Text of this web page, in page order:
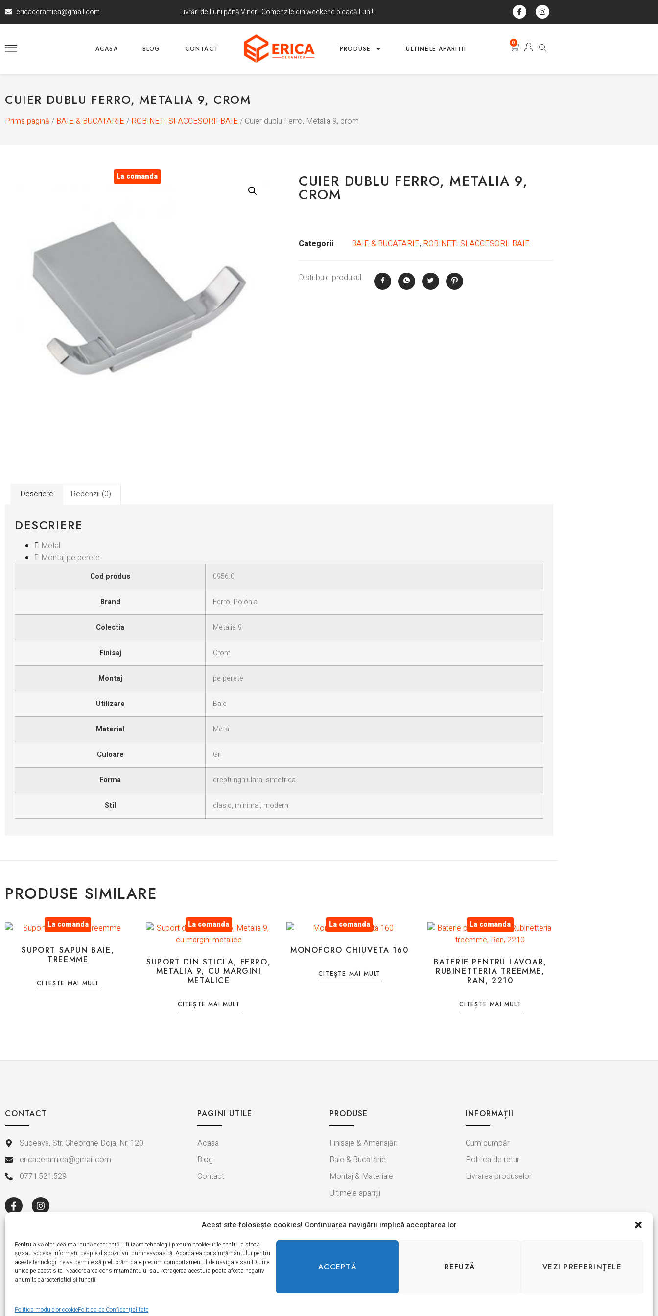
Acest site foloseşte cookies! Continuarea navigării implică acceptarea lor
Pentru a vă oferi cea mai bună experiență, utilizăm tehnologii precum cookie-urile pentru a stoca
și/sau accesa informații despre dispozitivul dumneavoastră. Acordarea consimțământului pentru
aceste tehnologii ne va permite să prelucrăm date precum comportamentul de navigare sau ID-urile
unice pe acest site. Neacordarea consimțământului sau retragerea acestuia poate afecta negativ
anumite caracteristici și funcții.
ACCEPTĂ REFUZĂ VEZI PREFERINŢELE
Politica modulelor cookiePolitica de Confidențialitate
ericaceramica@gmail.com Livrări de Luni până Vineri. Comenzile din weekend pleacă Luni!
ACASA BLOG CONTACT PRODUSE ULTIMELE APARITII
0
CUIER DUBLU FERRO, METALIA 9, CROM
Prima pagină / BAIE & BUCATARIE / ROBINETI SI ACCESORII BAIE / Cuier dublu Ferro, Metalia 9, crom
La comanda CUIER DUBLU FERRO, METALIA 9,
CROM
Categorii BAIE & BUCATARIE, ROBINETI SI ACCESORII BAIE
Distribuie produsul:
Descriere Recenzii (0)
DESCRIERE
Metal
Montaj pe perete
Cod produs 0956.0
Brand Ferro, Polonia
Colectia Metalia 9
Finisaj Crom
Montaj pe perete
Utilizare Baie
Material Metal
Culoare Gri
Forma dreptunghiulara, simetrica
Stil clasic, minimal, modern
PRODUSE SIMILARE
La comanda
SUPORT SAPUN BAIE,
TREEMME
CITEȘTE MAI MULT
La comanda
SUPORT DIN STICLA, FERRO,
METALIA 9, CU MARGINI
METALICE
CITEȘTE MAI MULT
La comanda
MONOFORO CHIUVETA 160
CITEȘTE MAI MULT
La comanda
BATERIE PENTRU LAVOAR,
RUBINETTERIA TREEMME,
RAN, 2210
CITEȘTE MAI MULT
CONTACT
Suceava, Str. Gheorghe Doja, Nr. 120
ericaceramica@gmail.com
0771.521.529
PAGINI UTILE
Acasa
Blog
Contact
PRODUSE
Finisaje & Amenajări
Baie & Bucătărie
Montaj & Materiale
Ultimele apariții
INFORMAȚII
Cum cumpăr
Politica de retur
Livrarea produselor